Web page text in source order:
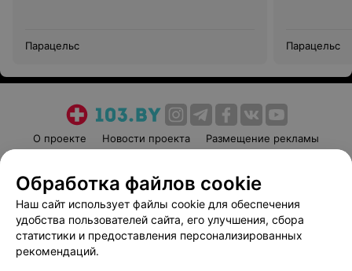
Парацельс Парацельс
О проекте Новости проекта
Размещение рекламы
Пользовательское соглашение
Способы оплаты
Вакансии
Партнеры
Написать руководителю 103.by
Обработка файлов cookie
Наш сайт использует файлы cookie для обеспечения
удобства пользователей сайта, его улучшения, сбора
статистики и предоставления персонализированных
рекомендаций.